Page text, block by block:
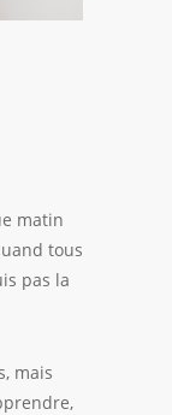
matin
tous
pas la
mais